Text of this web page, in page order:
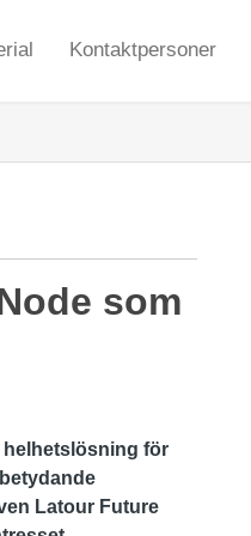
Kontaktpersoner
som
helhetslösning för
Latour Future